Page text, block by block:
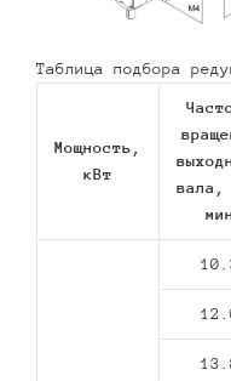
Таблица подбора
Мощность,
кВт
мин